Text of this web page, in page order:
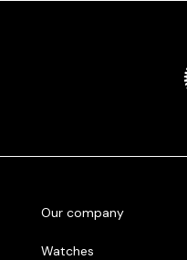
Our company
Watches